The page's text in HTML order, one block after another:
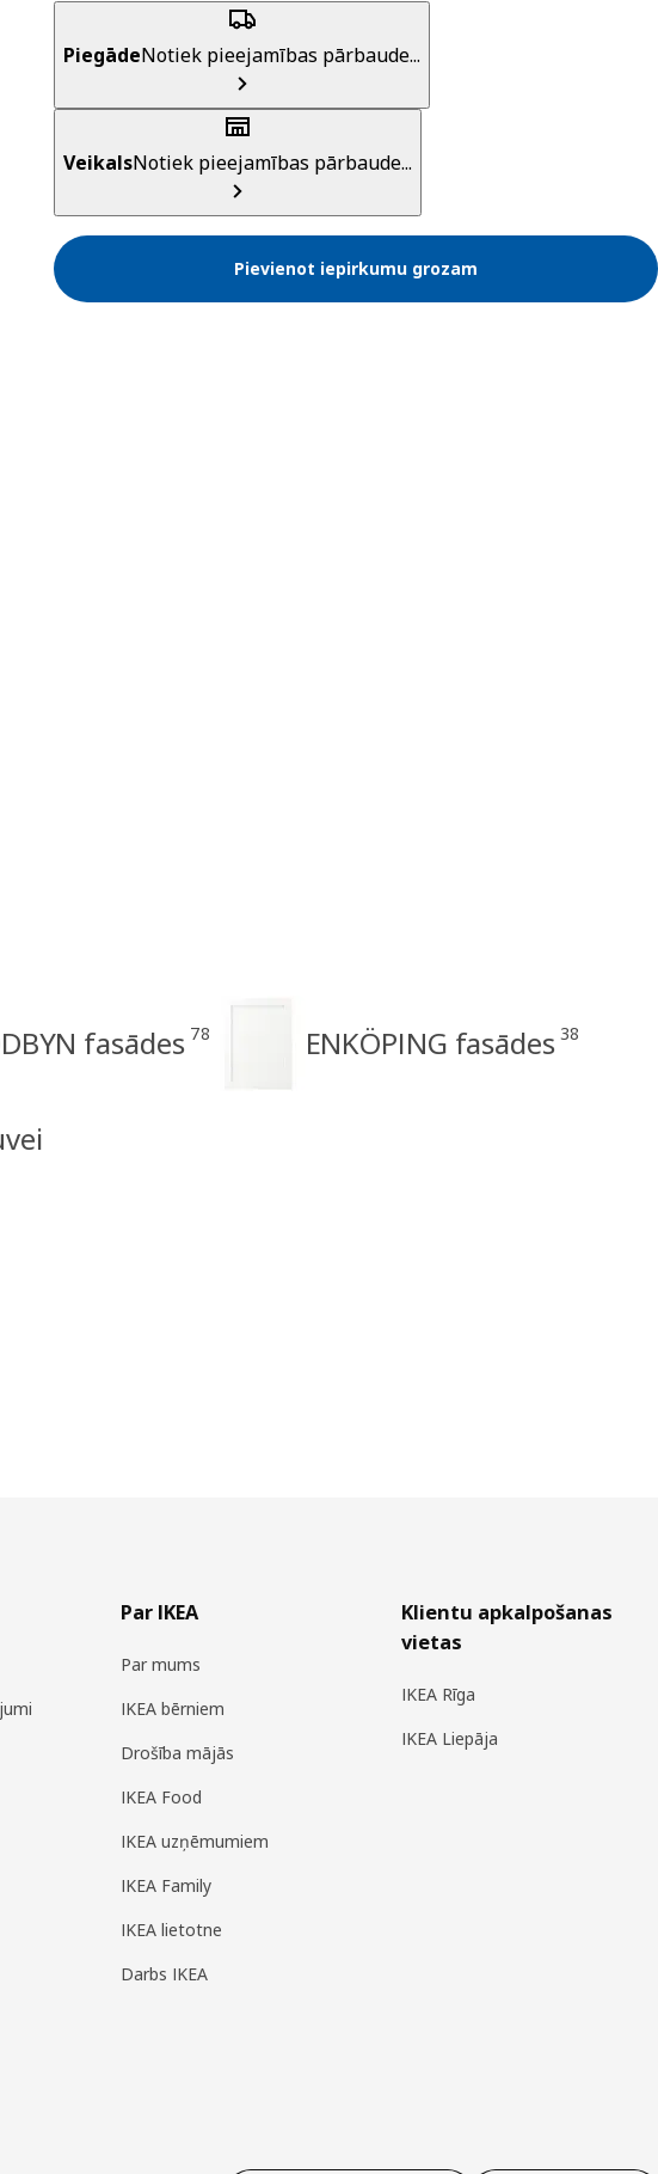
PiegādeNotiek pieejamības pārbaude...
VeikalsNotiek pieejamības pārbaude...
Pievienot iepirkumu grozam
fasādes 78 ENKÖPING fasādes 38
Par IKEA
Par mums
IKEA bērniem
Drošība mājās
IKEA Food
IKEA uzņēmumiem
IKEA Family
IKEA lietotne
Darbs IKEA
Klientu apkalpošanas
vietas
IKEA Rīga
IKEA Liepāja